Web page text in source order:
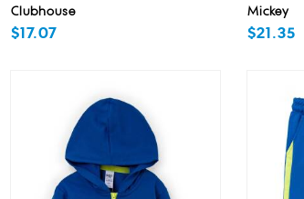
Clubhouse
$17.07
Mickey
$21.35